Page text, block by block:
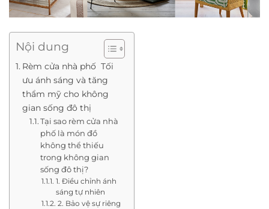
Nội dung
Rèm cửa nhà phố Tối
ưu ánh sáng và tăng
thẩm mỹ cho không
gian sống đô thị
Tại sao rèm cửa nhà
phố là món đồ
không thể thiếu
trong không gian
sống đô thị?
1. Điều chỉnh ánh
sáng tự nhiên
2. Bảo vệ sự riêng